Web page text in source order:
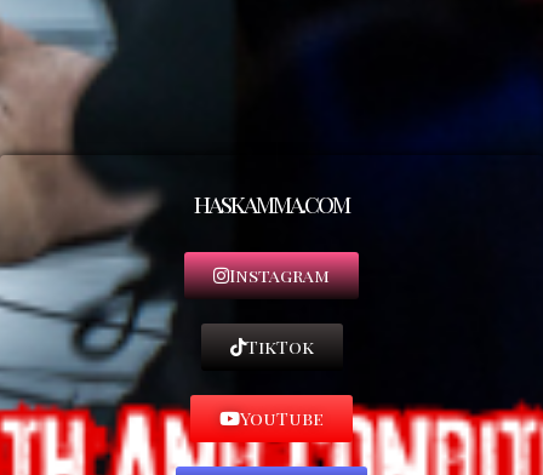
haskamma.com
Instagram
TikTok
YouTube